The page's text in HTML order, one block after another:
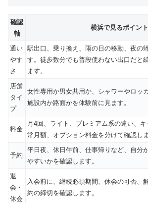
確認
軸
横浜で見るポイント
通い
やす
さ
駅出口、乗り換え、雨の日の移動、夜の
す。徒歩数分でも普段使わない出口だと
ます。
店舗
タイ
プ
女性専用か男女共用か、シャワーやロッ
施設内か路面かを体験前に見ます。
料金
月4回、ライト、プレミアム系の違い、
常月額、オプション料金を分けて確認しま
予約
平日夜、休日午前、仕事帰りなど、自分
やすいかを確認します。
退
会・
休会
入会前に、継続必須期間、休会の可否、
約の締切を確認します。